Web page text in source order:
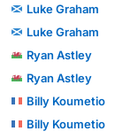
Luke Graham
Luke Graham
Ryan Astley
Ryan Astley
Billy Koumetio
Billy Koumetio